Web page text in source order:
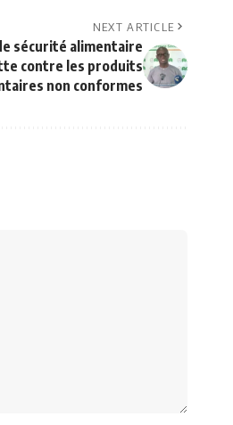
NEXT ARTICLE
sécurité alimentaire
contre les produits
non conformes